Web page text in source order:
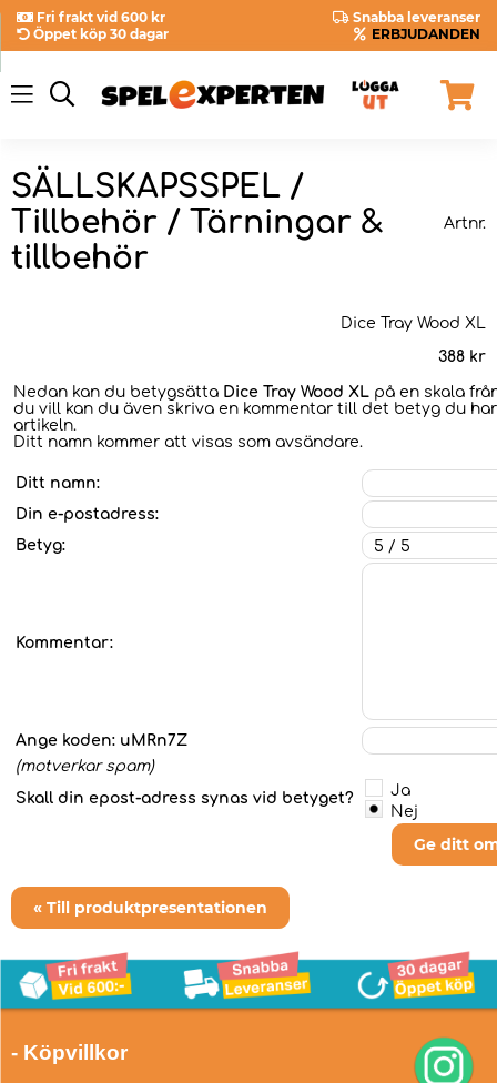
Fri frakt vid 600 kr
Snabba leveranser
Öppet köp 30 dagar
ERBJUDANDEN
SÄLLSKAPSSPEL /
Tillbehör / Tärningar &
tillbehör
Artnr.
Dice Tray Wood XL
388 kr
Nedan kan du betygsätta Dice Tray Wood XL på en skala
du vill kan du även skriva en kommentar till det betyg du
artikeln.
Ditt namn kommer att visas som avsändare.
Ditt namn:
Din e-postadress:
Betyg:
Kommentar:
Ange koden: uMRn7Z
(motverkar spam)
Skall din epost-adress synas vid betyget?
Ja
Nej
Ge ditt
« Till produktpresentationen
- Köpvillkor